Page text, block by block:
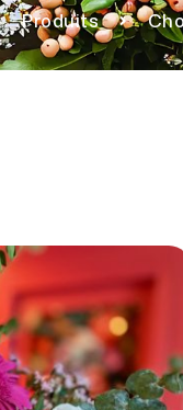
Produits